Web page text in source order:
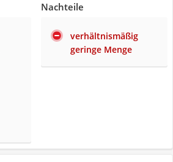
Nachteile
verhältnismäßig
geringe Menge